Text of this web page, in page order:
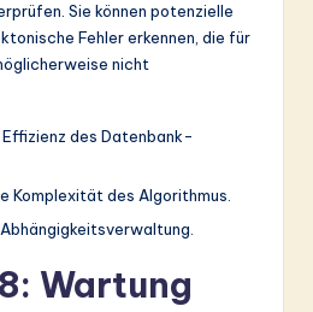
Sie können potenzielle
Fehler erkennen, die für
nicht
des Datenbank-
Komplexität des Algorithmus.
Wartung